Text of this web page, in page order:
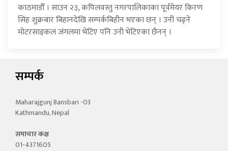
काठमाडौँ । साउन २३, कपिलवस्तु नगरपालिकाका पूर्वमेयर किरण
सिंह शुक्रबार बिहानदेखि सम्पर्कबिहीन भएका छन् । उनी चढ्ने
मोटरसाइकल जंगलमा भेटिए पनि उनी भेटिएका छैनन् ।
सम्पर्क
Maharajgunj Bansbari -03
Kathmandu, Nepal
समाचार कक्ष
01-4371605